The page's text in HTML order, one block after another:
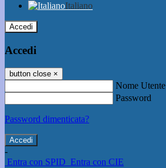
Italiano
Accedi
Accedi
button close ×
Nome Utente
Password
Password dimenticata?
-
Entra con SPID Entra con CIE